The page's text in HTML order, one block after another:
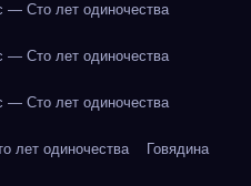
— Сто лет одиночества
— Сто лет одиночества
— Сто лет одиночества
лет одиночества Говядина